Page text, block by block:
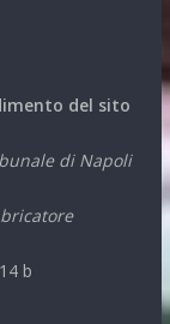
del sito
di Napoli
b